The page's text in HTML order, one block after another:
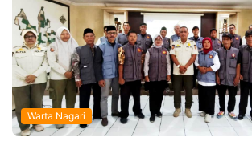
Warta Nagari